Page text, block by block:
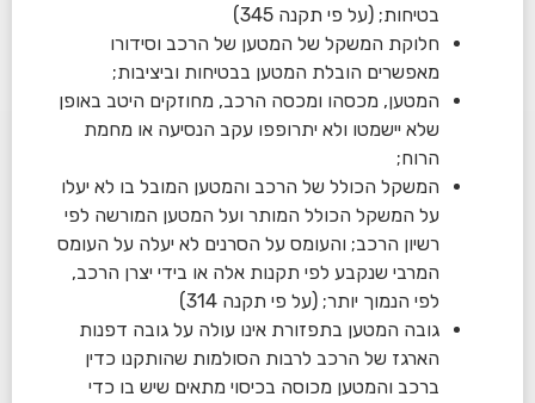
בטיחות; (על פי תקנה 345)
חלוקת המשקל של המטען של הרכב וסידורו
מאפשרים הובלת המטען בבטיחות וביציבות;
המטען, מכסהו ומכסה הרכב, מחוזקים היטב באופן
שלא יישמטו ולא יתרופפו עקב הנסיעה או מחמת
הרוח;
המשקל הכולל של הרכב והמטען המובל בו לא יעלו
על המשקל הכולל המותר ועל המטען המורשה לפי
רשיון הרכב; והעומס על הסרנים לא יעלה על העומס
המרבי שנקבע לפי תקנות אלה או בידי יצרן הרכב,
לפי הנמוך יותר; (על פי תקנה 314)
גובה המטען בתפזורת אינו עולה על גובה דפנות
הארגז של הרכב לרבות הסולמות שהותקנו כדין
ברכב והמטען מכוסה בכיסוי מתאים שיש בו כדי